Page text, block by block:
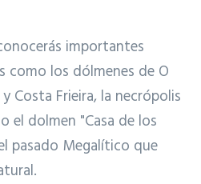
importantes
como los dólmenes de O
Costa Frieira, la necrópolis
el dolmen "Casa de los
pasado Megalítico que